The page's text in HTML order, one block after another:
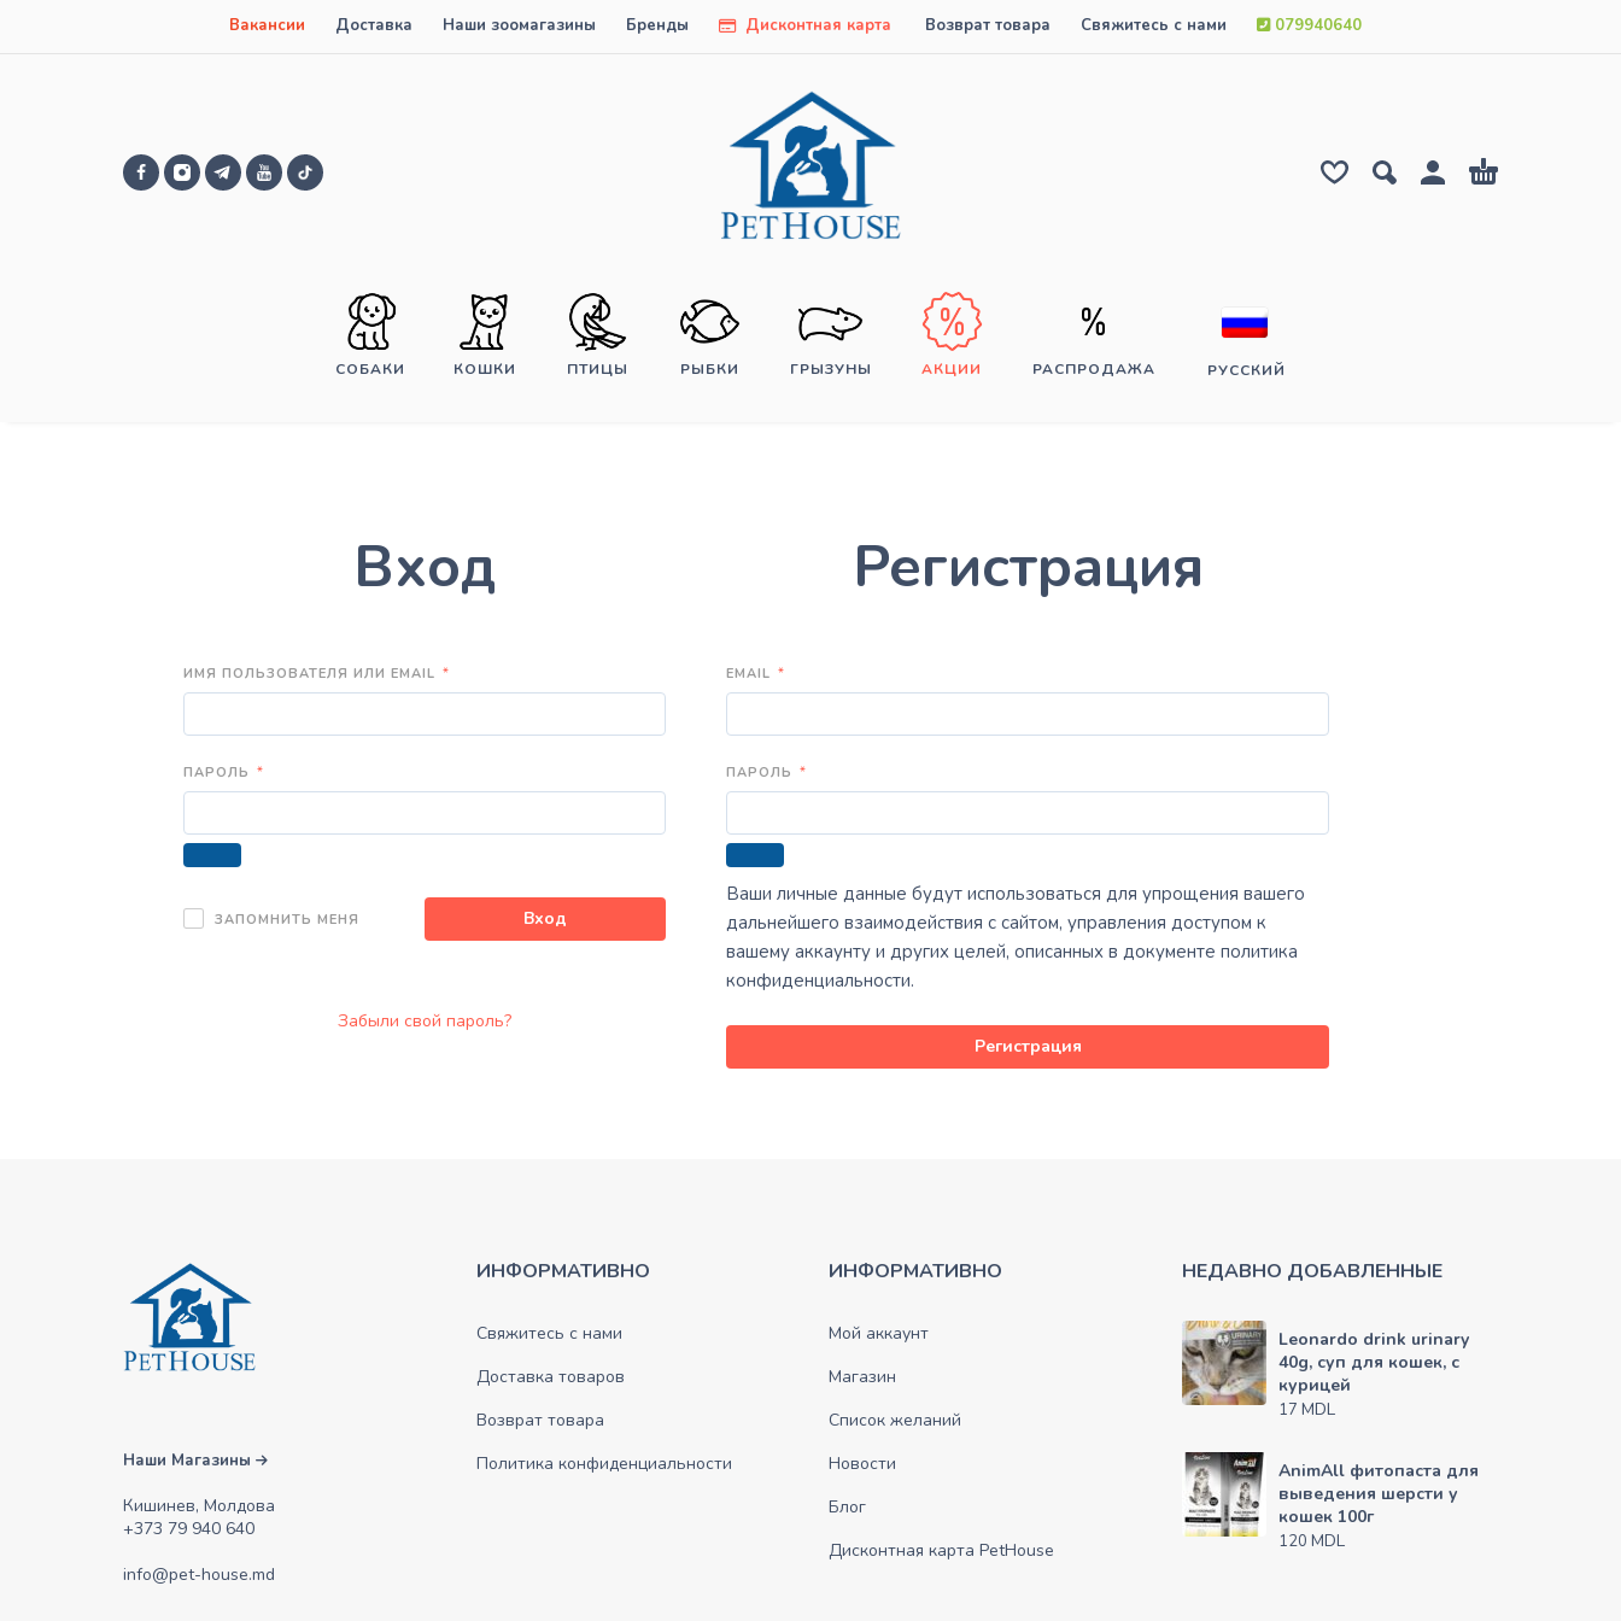
Вакансии Доставка Наши зоомагазины Бренды Дисконтная карта Возврат товара Свяжитесь с нами 079940640
СОБАКИ КОШКИ ПТИЦЫ РЫБКИ ГРЫЗУНЫ АКЦИИ РАСПРОДАЖА РУССКИЙ
Вход
ИМЯ ПОЛЬЗОВАТЕЛЯ ИЛИ EMAIL *
ПАРОЛЬ *
ЗАПОМНИТЬ МЕНЯ Вход
Забыли свой пароль?
Регистрация
EMAIL *
ПАРОЛЬ *
Ваши личные данные будут использоваться для упрощения вашего
дальнейшего взаимодействия с сайтом, управления доступом к
вашему аккаунту и других целей, описанных в документе политика
конфиденциальности.
Регистрация
Наши Магазины
Кишинев, Молдова
+373 79 940 640
info@pet-house.md
ИНФОРМАТИВНО
Свяжитесь с нами
Доставка товаров
Возврат товара
Политика конфиденциальности
ИНФОРМАТИВНО
Мой аккаунт
Магазин
Список желаний
Новости
Блог
Дисконтная карта PetHouse
НЕДАВНО ДОБАВЛЕННЫЕ
Leonardo drink urinary
40g, суп для кошек, с
курицей
17 MDL
AnimAll фитопаста для
выведения шерсти у
кошек 100г
120 MDL